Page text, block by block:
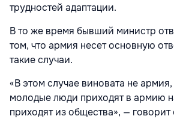
трудностей адаптации.
В то же время бывший министр
том, что армия несет основную
такие случаи.
«В этом случае виновата не
молодые люди приходят в армию
приходят из общества», — говорит